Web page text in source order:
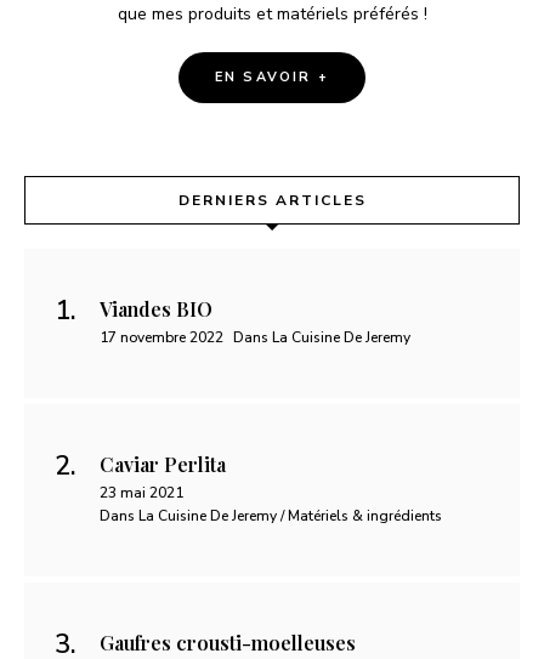
que mes produits et matériels préférés !
EN SAVOIR +
DERNIERS ARTICLES
Viandes BIO
17 novembre 2022 Dans La Cuisine De Jeremy
Caviar Perlita
23 mai 2021
Dans La Cuisine De Jeremy / Matériels & ingrédients
Gaufres crousti-moelleuses